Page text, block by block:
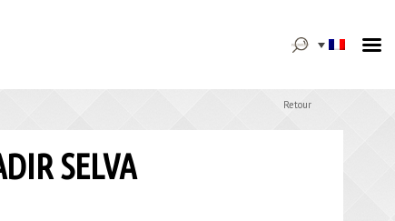
Rechercher :
Retour
SELVA